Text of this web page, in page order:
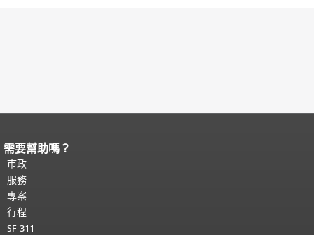
頁面內容結束。
都會重複顯示。
需要幫助嗎？
市政
服務
專案
行程
SF 311